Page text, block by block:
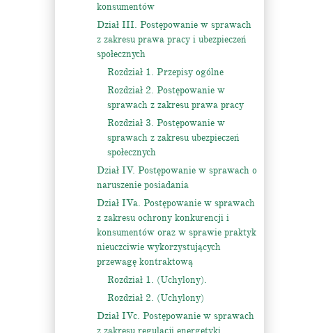
konsumentów
Dział III. Postępowanie w sprawach
z zakresu prawa pracy i ubezpieczeń
społecznych
Rozdział 1. Przepisy ogólne
Rozdział 2. Postępowanie w
sprawach z zakresu prawa pracy
Rozdział 3. Postępowanie w
sprawach z zakresu ubezpieczeń
społecznych
Dział IV. Postępowanie w sprawach o
naruszenie posiadania
Dział IVa. Postępowanie w sprawach
z zakresu ochrony konkurencji i
konsumentów oraz w sprawie praktyk
nieuczciwie wykorzystujących
przewagę kontraktową
Rozdział 1. (Uchylony).
Rozdział 2. (Uchylony)
Dział IVc. Postępowanie w sprawach
z zakresu regulacji energetyki